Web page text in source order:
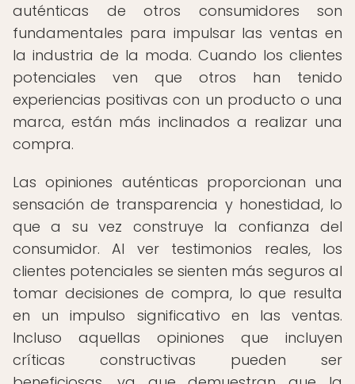
auténticas de otros consumidores son
fundamentales para impulsar las ventas en
la industria de la moda. Cuando los clientes
potenciales ven que otros han tenido
experiencias positivas con un producto o una
marca, están más inclinados a realizar una
compra.
Las opiniones auténticas proporcionan una
sensación de transparencia y honestidad, lo
que a su vez construye la confianza del
consumidor. Al ver testimonios reales, los
clientes potenciales se sienten más seguros al
tomar decisiones de compra, lo que resulta
en un impulso significativo en las ventas.
Incluso aquellas opiniones que incluyen
críticas constructivas pueden ser